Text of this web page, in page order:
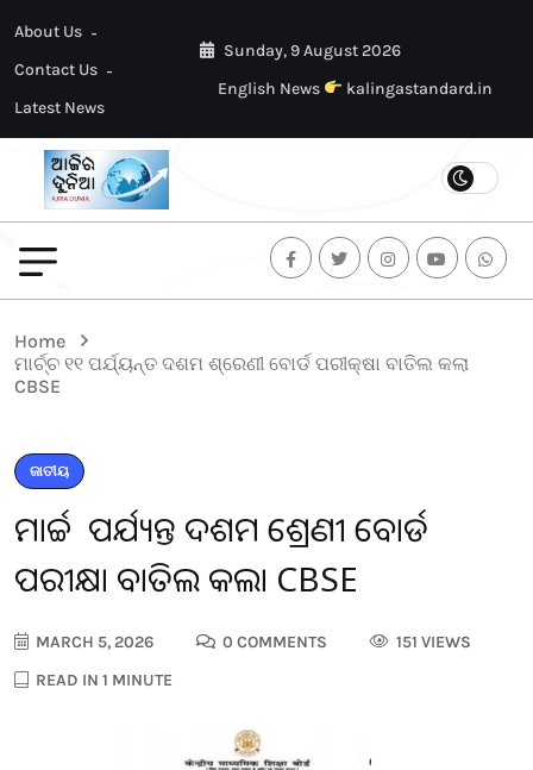
About Us
Contact Us
Latest News
Sunday, 9 August 2026
English News
kalingastandard.in
Home
ମାର୍ଚ୍ଚ ୧୧ ପର୍ଯ୍ୟନ୍ତ ଦଶମ ଶ୍ରେଣୀ ବୋର୍ଡ ପରୀକ୍ଷା ବାତିଲ କଲା
CBSE
ଜାତୀୟ
ମାର୍ଚ୍ଚ ୧୧ ପର୍ଯ୍ୟନ୍ତ ଦଶମ ଶ୍ରେଣୀ ବୋର୍ଡ
ପରୀକ୍ଷା ବାତିଲ କଲା CBSE
MARCH 5, 2026 0 COMMENTS
151 VIEWS
READ IN 1 MINUTE